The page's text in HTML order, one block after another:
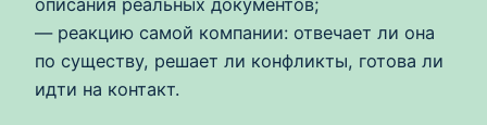
описания реальных документов;
— реакцию самой компании: отвечает ли она
по существу, решает ли конфликты, готова ли
идти на контакт.